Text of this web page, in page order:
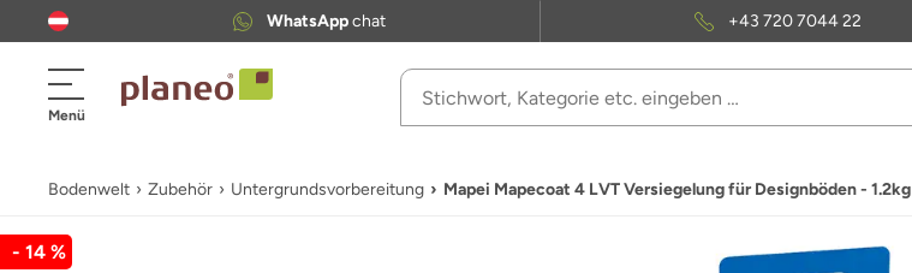
WhatsAppchat +43 720 7044 22
Menü
Bodenwelt Zubehör Untergrundsvorbereitung Mapei Mapecoat 4 LVT Versiegelung für Designböden - 1.2kg
- 14 %